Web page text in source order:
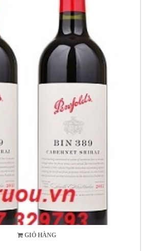
GIỎ HÀNG